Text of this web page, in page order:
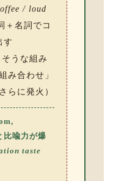
/ loud
＋名詞でコ
す
うな組み
み合わせ」
らに発火）
比喩力が爆
taste